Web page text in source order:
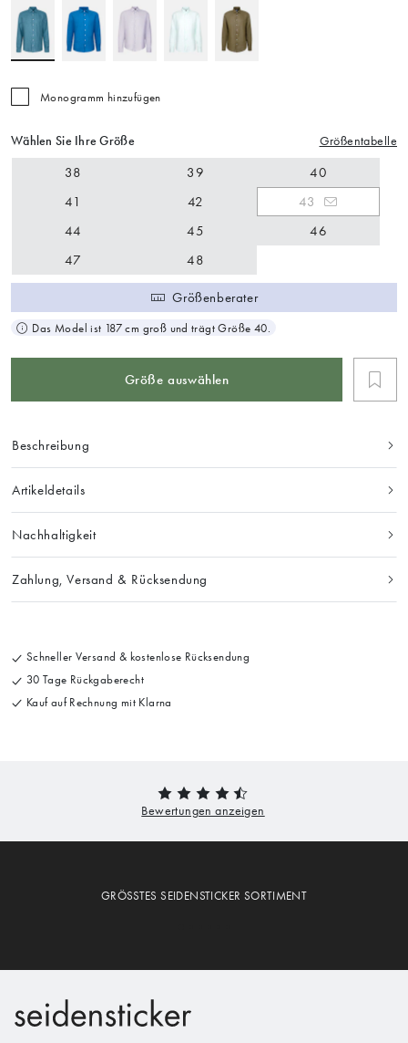
Monogramm hinzufügen
Wählen Sie Ihre Größe Größentabelle
38 39
40
41
42
43
44
45
46
47
48
Größenberater
Das Model ist 187 cm groß und trägt Größe 40.
Größe auswählen
Beschreibung
Artikeldetails
Nachhaltigkeit
Zahlung, Versand & Rücksendung
Schneller Versand & kostenlose Rücksendung
30 Tage Rückgaberecht
Kauf auf Rechnung mit Klarna
GRÖSSTES SEIDENSTICKER SORTIMENT